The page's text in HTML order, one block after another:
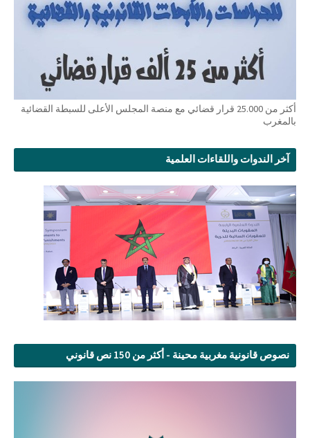
أكثر من 25.000 قرار قضائي مع منصة المجلس الأعلى للسبطة القضائية
بالمغرب
آخر الندوات واللقاءات العلمية
نصوص قانونية مغربية محينة - أكثر من 150 نص قانوني